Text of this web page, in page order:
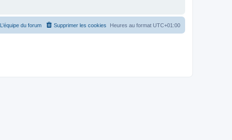
Heures au format UTC+01:00
Supprimer les cookies
L’équipe du forum